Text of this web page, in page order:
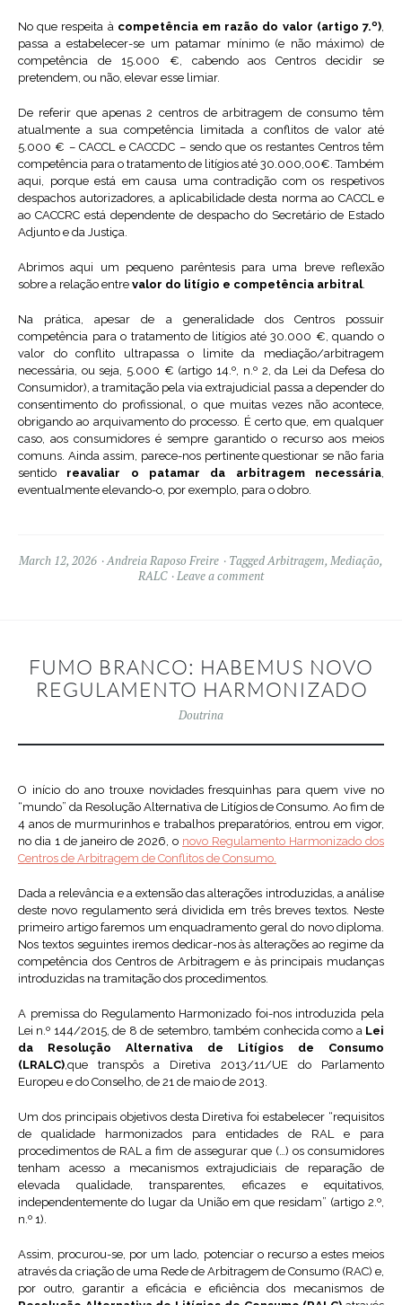
No que respeita à competência em razão do valor (artigo 7.º),
passa a estabelecer-se um patamar mínimo (e não máximo) de
competência de 15.000 €, cabendo aos Centros decidir se
pretendem, ou não, elevar esse limiar.
De referir que apenas 2 centros de arbitragem de consumo têm
atualmente a sua competência limitada a conflitos de valor até
5.000 € – CACCL e CACCDC – sendo que os restantes Centros têm
competência para o tratamento de litígios até 30.000,00€. Também
aqui, porque está em causa uma contradição com os respetivos
despachos autorizadores, a aplicabilidade desta norma ao CACCL e
ao CACCRC está dependente de despacho do Secretário de Estado
Adjunto e da Justiça.
Abrimos aqui um pequeno parêntesis para uma breve reflexão
sobre a relação entre valor do litígio e competência arbitral.
Na prática, apesar de a generalidade dos Centros possuir
competência para o tratamento de litígios até 30.000 €, quando o
valor do conflito ultrapassa o limite da mediação/arbitragem
necessária, ou seja, 5.000 € (artigo 14.º, n.º 2, da Lei da Defesa do
Consumidor), a tramitação pela via extrajudicial passa a depender do
consentimento do profissional, o que muitas vezes não acontece,
obrigando ao arquivamento do processo. É certo que, em qualquer
caso, aos consumidores é sempre garantido o recurso aos meios
comuns. Ainda assim, parece-nos pertinente questionar se não faria
sentido reavaliar o patamar da arbitragem necessária,
eventualmente elevando-o, por exemplo, para o dobro.
March 12, 2026 Andreia Raposo Freire TaggedArbitragem, Mediação,
RALC
Leave a comment
FUMO BRANCO: HABEMUS NOVO
REGULAMENTO HARMONIZADO
Doutrina
O início do ano trouxe novidades fresquinhas para quem vive no
“mundo” da Resolução Alternativa de Litígios de Consumo. Ao fim de
4 anos de murmurinhos e trabalhos preparatórios, entrou em vigor,
no dia 1 de janeiro de 2026, o novo Regulamento Harmonizado dos
Centros de Arbitragem de Conflitos de Consumo.
Dada a relevância e a extensão das alterações introduzidas, a análise
deste novo regulamento será dividida em três breves textos. Neste
primeiro artigo faremos um enquadramento geral do novo diploma.
Nos textos seguintes iremos dedicar-nos às alterações ao regime da
competência dos Centros de Arbitragem e às principais mudanças
introduzidas na tramitação dos procedimentos.
A premissa do Regulamento Harmonizado foi-nos introduzida pela
Lei n.º 144/2015, de 8 de setembro, também conhecida como a Lei
da Resolução Alternativa de Litígios de Consumo
(LRALC),que transpôs a Diretiva 2013/11/UE do Parlamento
Europeu e do Conselho, de 21 de maio de 2013.
Um dos principais objetivos desta Diretiva foi estabelecer “requisitos
de qualidade harmonizados para entidades de RAL e para
procedimentos de RAL a fim de assegurar que (…) os consumidores
tenham acesso a mecanismos extrajudiciais de reparação de
elevada qualidade, transparentes, eficazes e equitativos,
independentemente do lugar da União em que residam” (artigo 2.º,
n.º 1).
Assim, procurou-se, por um lado, potenciar o recurso a estes meios
através da criação de uma Rede de Arbitragem de Consumo (RAC) e,
por outro, garantir a eficácia e eficiência dos mecanismos de